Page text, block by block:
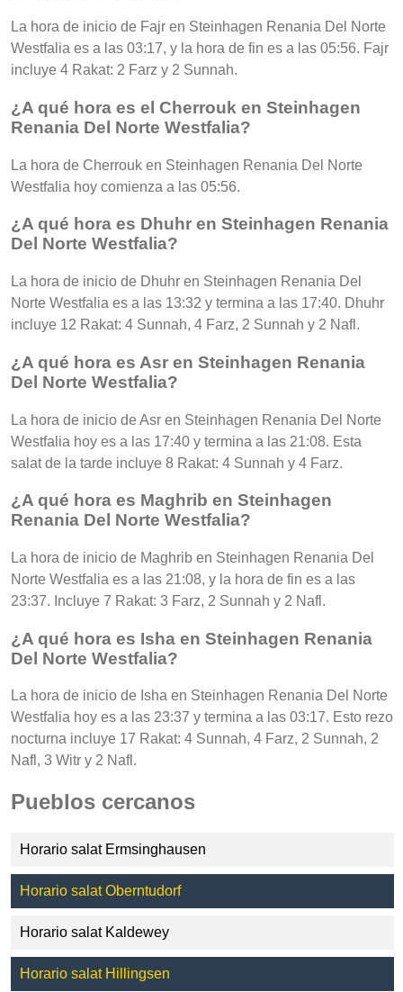
La hora de inicio de Fajr en Steinhagen Renania Del Norte
Westfalia es a las 03:17, y la hora de fin es a las 05:56. Fajr
incluye 4 Rakat: 2 Farz y 2 Sunnah.
¿A qué hora es el Cherrouk en Steinhagen
Renania Del Norte Westfalia?
La hora de Cherrouk en Steinhagen Renania Del Norte
Westfalia hoy comienza a las 05:56.
¿A qué hora es Dhuhr en Steinhagen Renania
Del Norte Westfalia?
La hora de inicio de Dhuhr en Steinhagen Renania Del
Norte Westfalia es a las 13:32 y termina a las 17:40. Dhuhr
incluye 12 Rakat: 4 Sunnah, 4 Farz, 2 Sunnah y 2 Nafl.
¿A qué hora es Asr en Steinhagen Renania
Del Norte Westfalia?
La hora de inicio de Asr en Steinhagen Renania Del Norte
Westfalia hoy es a las 17:40 y termina a las 21:08. Esta
salat de la tarde incluye 8 Rakat: 4 Sunnah y 4 Farz.
¿A qué hora es Maghrib en Steinhagen
Renania Del Norte Westfalia?
La hora de inicio de Maghrib en Steinhagen Renania Del
Norte Westfalia es a las 21:08, y la hora de fin es a las
23:37. Incluye 7 Rakat: 3 Farz, 2 Sunnah y 2 Nafl.
¿A qué hora es Isha en Steinhagen Renania
Del Norte Westfalia?
La hora de inicio de Isha en Steinhagen Renania Del Norte
Westfalia hoy es a las 23:37 y termina a las 03:17. Esto rezo
nocturna incluye 17 Rakat: 4 Sunnah, 4 Farz, 2 Sunnah, 2
Nafl, 3 Witr y 2 Nafl.
Pueblos cercanos
Horario salat Ermsinghausen
Horario salat Oberntudorf
Horario salat Kaldewey
Horario salat Hillingsen